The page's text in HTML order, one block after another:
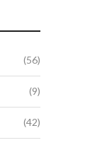
(56)
(9)
(42)